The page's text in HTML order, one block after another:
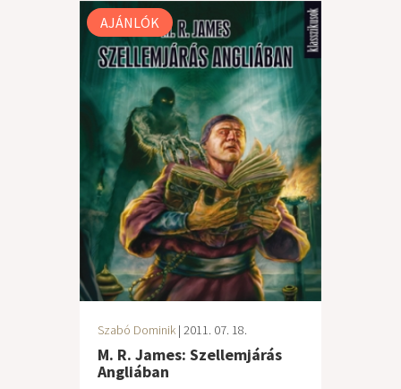
AJÁNLÓK
Szabó Dominik | 2011. 07. 18.
M. R. James: Szellemjárás
Angliában